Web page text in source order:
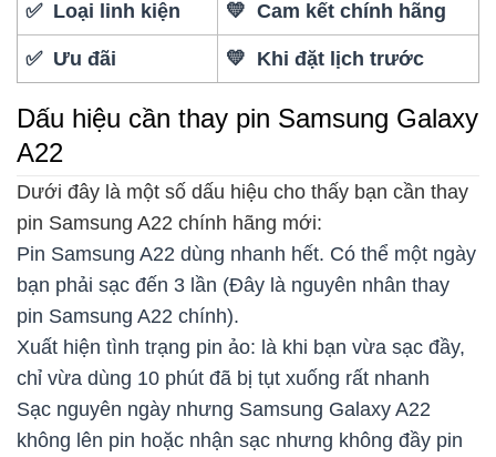
✅ Loại linh kiện 💛 Cam kết chính hãng
✅ Ưu đãi 💛 Khi đặt lịch trước
Dấu hiệu cần thay pin Samsung Galaxy
A22
Dưới đây là một số dấu hiệu cho thấy bạn cần thay
pin Samsung A22 chính hãng mới:
Pin Samsung A22 dùng nhanh hết. Có thể một ngày
bạn phải sạc đến 3 lần (Đây là nguyên nhân thay
pin Samsung A22 chính).
Xuất hiện tình trạng pin ảo: là khi bạn vừa sạc đầy,
chỉ vừa dùng 10 phút đã bị tụt xuống rất nhanh
Sạc nguyên ngày nhưng Samsung Galaxy A22
không lên pin hoặc nhận sạc nhưng không đầy pin